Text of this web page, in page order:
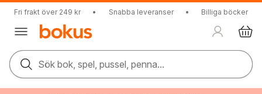
Fri frakt över 249 kr • Snabba leveranser • Billiga böcker
Sök bok, spel, pussel, penna...